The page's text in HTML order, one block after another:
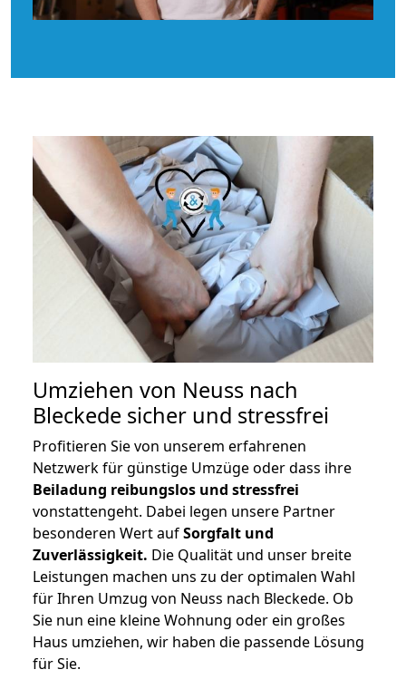
Umziehen von Neuss nach
Bleckede sicher und stressfrei
Profitieren Sie von unserem erfahrenen
Netzwerk für günstige Umzüge oder dass ihre
Beiladung reibungslos und stressfrei
vonstattengeht. Dabei legen unsere Partner
besonderen Wert aufSorgfalt und
Zuverlässigkeit. Die Qualität und unser breite
Leistungen machen uns zu der optimalen Wahl
für Ihren Umzug von Neuss nach Bleckede. Ob
Sie nun eine kleine Wohnung oder ein großes
Haus umziehen, wir haben die passende Lösung
für Sie.